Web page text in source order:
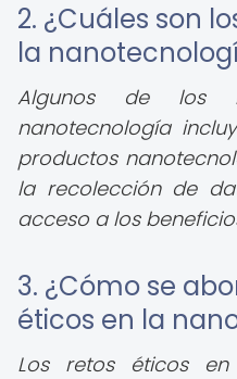
2. ¿Cuáles son
la
Algunos de los
nanotecnología
productos
la recolección de
acceso a los
3. ¿Cómo se
éticos en la
Los retos éticos